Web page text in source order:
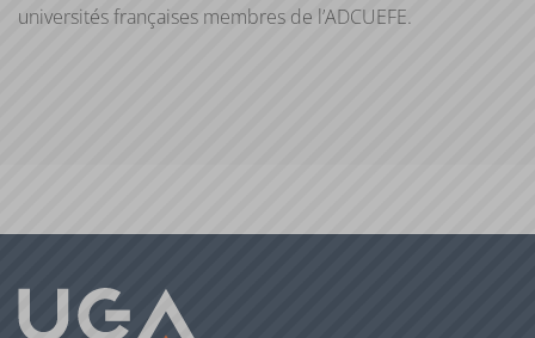
universités françaises membres de l’ADCUEFE.